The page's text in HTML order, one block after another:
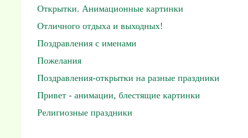
Открытки. Анимационные картинки
Отличного отдыха и выходных!
Поздравления с именами
Пожелания
Поздравления-открытки на разные праздники
Привет - анимации, блестящие картинки
Религиозные праздники